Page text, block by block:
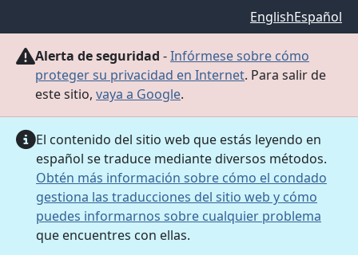
EnglishEspañol
Alerta de seguridad -Infórmese sobre cómo
proteger su privacidad en Internet. Para salir de
este sitio, vaya a Google.
El contenido del sitio web que estás leyendo en
español se traduce mediante diversos métodos.
Obtén más información sobre cómo el condado
gestiona las traducciones del sitio web y cómo
puedes informarnos sobre cualquier problema
que encuentres con ellas.